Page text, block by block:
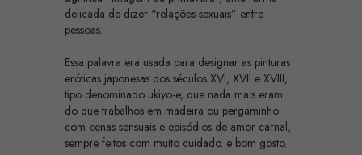
delicada de dizer “relações sexuais” entre
pessoas.
Essa palavra era usada para designar as pinturas
eróticas japonesas dos séculos XVI, XVII e XVIII,
tipo denominado ukiyo-e, que nada mais eram
do que trabalhos em madeira ou pergaminho
com cenas sensuais e episódios de amor carnal,
sempre feitos com muito cuidado. e bom gosto.